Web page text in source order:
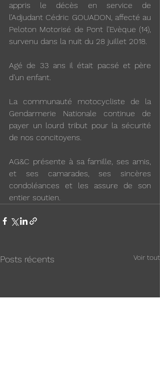
appris le décès en service de
l’Adjudant Cédric GOUADON, affecté au
Peloton Motorisé de Pont l’Evèque (14),
survenu dans la nuit du 28 juillet 2018.
Agé de 33 ans il était pacsé et père
d’un enfant.
La communauté motocycliste de la
Gendarmerie Nationale continue de
payer un lourd tribut pour la sécurité
de nos concitoyens.
AG&C présente à sa famille, ses amis,
et ses camarades, ses sincères
condoléances et les assure de son
entier soutien.
Posts récents Voir tout